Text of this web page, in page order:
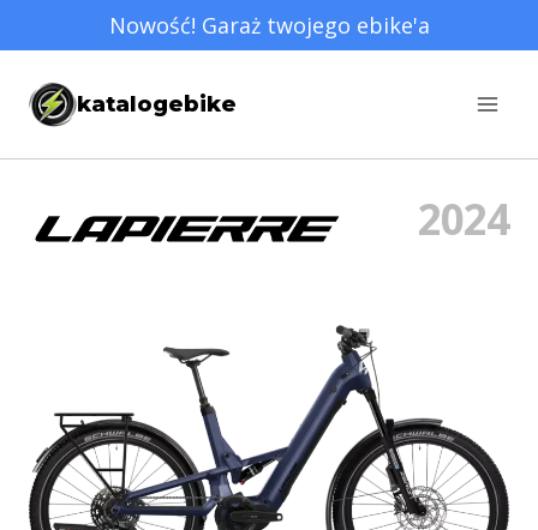
do
treści
Nowość! Garaż twojego ebike'a
katalogebike
2024